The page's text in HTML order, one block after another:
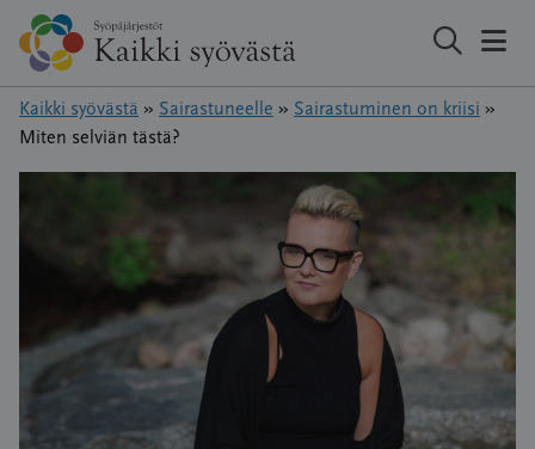
Hyppää
sisältöön
Kaikki syövästä » Sairastuneelle » Sairastuminen on kriisi »
Miten selviän tästä?